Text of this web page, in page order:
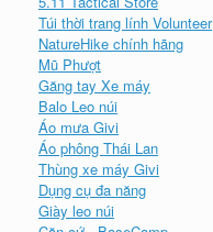
Túi thời trang lính Volunteer
NatureHike chính hãng
Mũ Phượt
Găng tay Xe máy
Balo Leo núi
Áo mưa Givi
Áo phông Thái Lan
Thùng xe máy Givi
Dụng cụ đa năng
Giày leo núi